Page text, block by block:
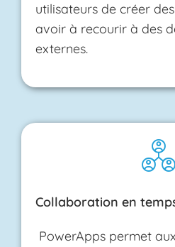
utilisateurs de créer
avoir à recourir à des
externes.
Collaboration en
PowerApps permet